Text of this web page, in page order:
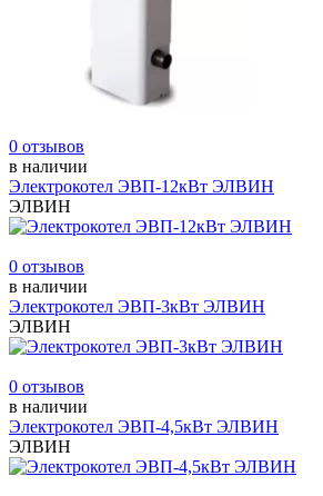
0 отзывов
в наличии
Электрокотел ЭВП-12кВт ЭЛВИН
ЭЛВИН
0 отзывов
в наличии
Электрокотел ЭВП-3кВт ЭЛВИН
ЭЛВИН
0 отзывов
в наличии
Электрокотел ЭВП-4,5кВт ЭЛВИН
ЭЛВИН